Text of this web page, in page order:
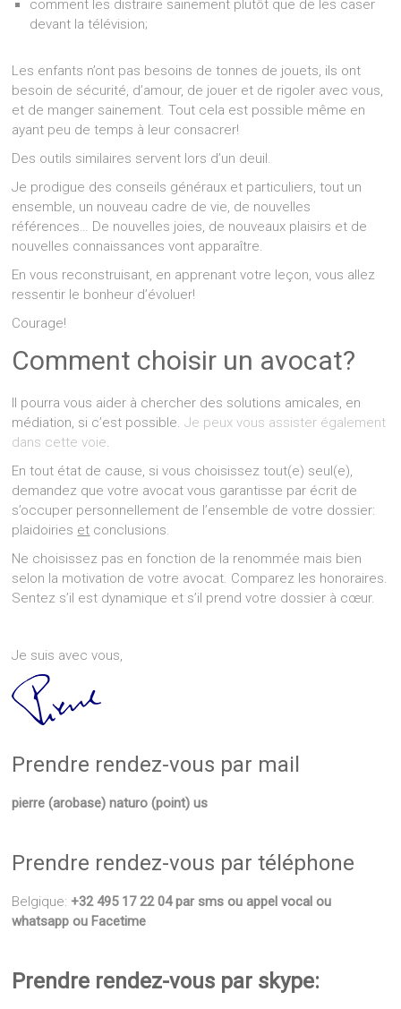
comment les distraire sainement plutôt que de les caser
devant la télévision;
Les enfants n’ont pas besoins de tonnes de jouets, ils ont
besoin de sécurité, d’amour, de jouer et de rigoler avec vous,
et de manger sainement. Tout cela est possible même en
ayant peu de temps à leur consacrer!
Des outils similaires servent lors d’un deuil.
Je prodigue des conseils généraux et particuliers, tout un
ensemble, un nouveau cadre de vie, de nouvelles
références… De nouvelles joies, de nouveaux plaisirs et de
nouvelles connaissances vont apparaître.
En vous reconstruisant, en apprenant votre leçon, vous allez
ressentir le bonheur d’évoluer!
Courage!
Comment choisir un avocat?
Il pourra vous aider à chercher des solutions amicales, en
médiation, si c’est possible.Je peux vous assister également
dans cette voie.
En tout état de cause, si vous choisissez tout(e) seul(e),
demandez que votre avocat vous garantisse par écrit de
s’occuper personnellement de l’ensemble de votre dossier:
plaidoiries et conclusions.
Ne choisissez pas en fonction de la renommée mais bien
selon la motivation de votre avocat. Comparez les honoraires.
Sentez s’il est dynamique et s’il prend votre dossier à cœur.
Je suis avec vous,
Prendre rendez-vous par mail
pierre (arobase) naturo (point) us
Prendre rendez-vous par téléphone
Belgique:+32 495 17 22 04 par sms ou appel vocal ou
whatsapp ou Facetime
Prendre rendez-vous par skype: